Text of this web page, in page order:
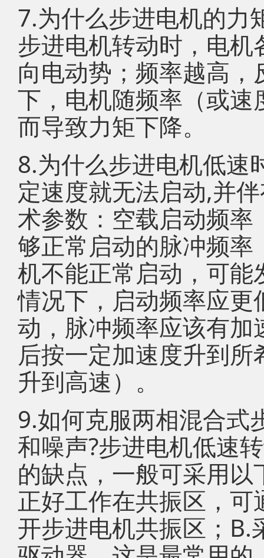
7.为什么步进电机的力
步进电机转动时，电
向电动势；频率越高
下，电机随频率（或
而导致力矩下降。
8.为什么步进电机低速
定速度就无法启动,并
术参数：空载启动频
够正常启动的脉冲频
机不能正常启动，可
情况下，启动频率应
动，脉冲频率应该有
后按一定加速度升到
升到高速）。
9.如何克服两相混合式
和噪声?步进电机低速
的缺点，一般可采用
正好工作在共振区，
开步进电机共振区；B.